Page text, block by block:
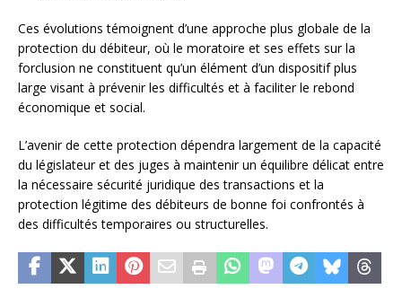
Ces évolutions témoignent d’une approche plus globale de la
protection du débiteur, où le moratoire et ses effets sur la
forclusion ne constituent qu’un élément d’un dispositif plus
large visant à prévenir les difficultés et à faciliter le rebond
économique et social.
L’avenir de cette protection dépendra largement de la capacité
du législateur et des juges à maintenir un équilibre délicat entre
la nécessaire sécurité juridique des transactions et la
protection légitime des débiteurs de bonne foi confrontés à
des difficultés temporaires ou structurelles.